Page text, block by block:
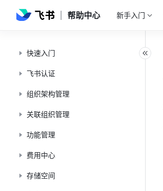
帮助中心 新手入门
快速入门
飞书认证
组织架构管理
关联组织管理
功能管理
费用中心
存储空间